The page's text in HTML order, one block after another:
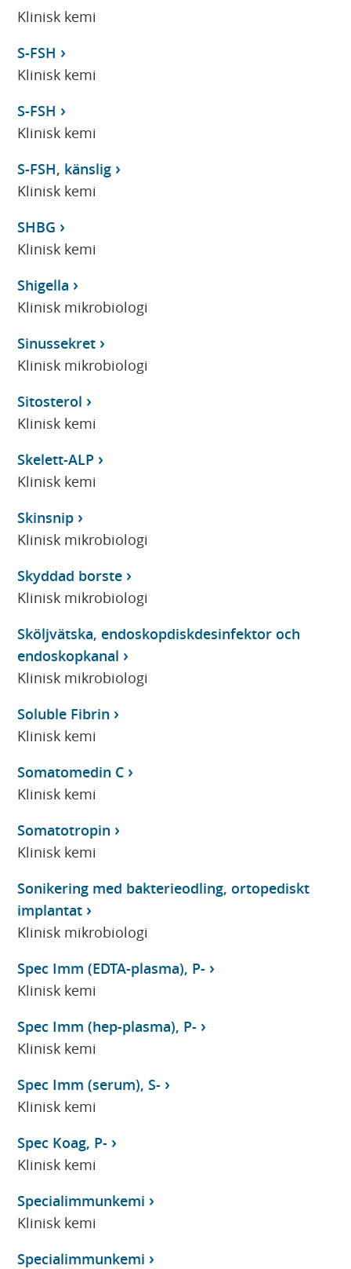
Klinisk kemi
S-FSH
Klinisk kemi
S-FSH
Klinisk kemi
S-FSH, känslig
Klinisk kemi
SHBG
Klinisk kemi
Shigella
Klinisk mikrobiologi
Sinussekret
Klinisk mikrobiologi
Sitosterol
Klinisk kemi
Skelett-ALP
Klinisk kemi
Skinsnip
Klinisk mikrobiologi
Skyddad borste
Klinisk mikrobiologi
Sköljvätska, endoskopdiskdesinfektor och
endoskopkanal
Klinisk mikrobiologi
Soluble Fibrin
Klinisk kemi
Somatomedin C
Klinisk kemi
Somatotropin
Klinisk kemi
Sonikering med bakterieodling, ortopediskt
implantat
Klinisk mikrobiologi
Spec Imm (EDTA-plasma), P-
Klinisk kemi
Spec Imm (hep-plasma), P-
Klinisk kemi
Spec Imm (serum), S-
Klinisk kemi
Spec Koag, P-
Klinisk kemi
Specialimmunkemi
Klinisk kemi
Specialimmunkemi